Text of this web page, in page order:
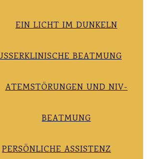
EIN LICHT IM DUNKELN
BEATMUNG
ATEMSTÖRUNGEN UND NIV-
BEATMUNG
PERSÖNLICHE ASSISTENZ